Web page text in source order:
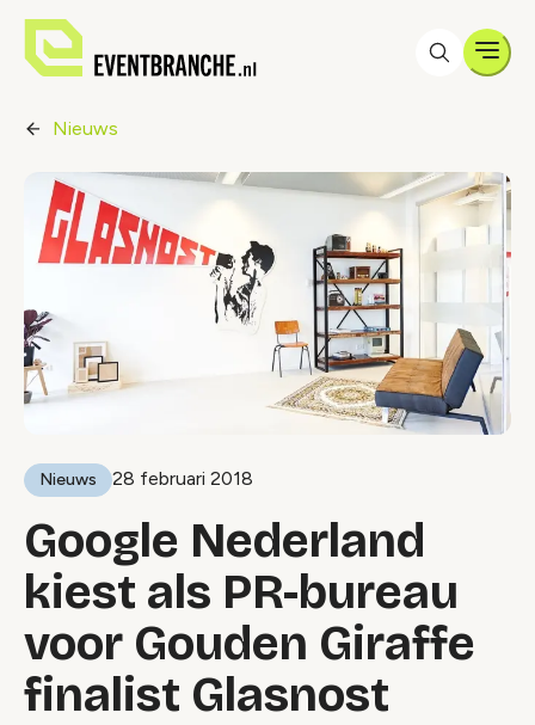
Nieuws
Nieuws 28 februari 2018
Google Nederland
kiest als PR-bureau
voor Gouden Giraffe
finalist Glasnost